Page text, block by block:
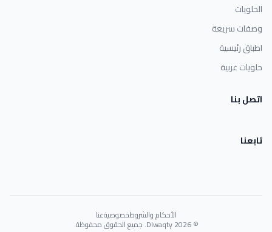
الحلويات
وصفات سريعة
اطباق رئيسية
حلويات غربية
اتصل بنا
تابعنا
الأحكام والشروطخصوصيةعنا
© 2026 Dlwaqty. جميع الحقوق محفوظة.